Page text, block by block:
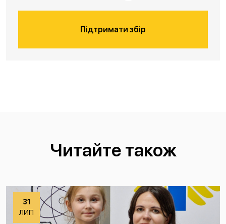
Підтримати збір
Читайте також
31
ЛИП